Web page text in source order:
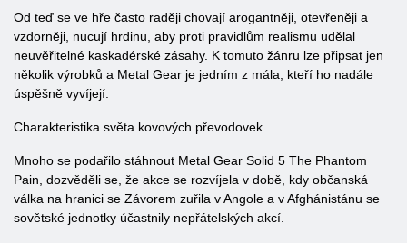
Od teď se ve hře často raději chovají arogantněji, otevřeněji a
vzdorněji, nucují hrdinu, aby proti pravidlům realismu udělal
neuvěřitelné kaskadérské zásahy. K tomuto žánru lze připsat jen
několik výrobků a Metal Gear je jedním z mála, kteří ho nadále
úspěšně vyvíjejí.
Charakteristika světa kovových převodovek.
Mnoho se podařilo stáhnout Metal Gear Solid 5 The Phantom
Pain, dozvěděli se, že akce se rozvíjela v době, kdy občanská
válka na hranici se Závorem zuřila v Angole a v Afghánistánu se
sovětské jednotky účastnily nepřátelských akcí.